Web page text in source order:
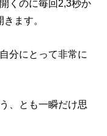
くのに毎回2,3秒か
ます。
分にとって非常に
、とも一瞬だけ思